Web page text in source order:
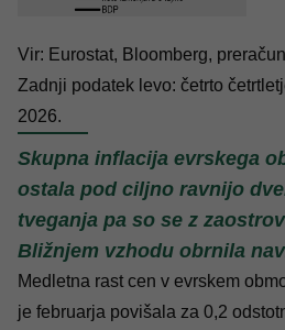
Vir: Eurostat, Bloomberg,
Zadnji podatek levo: četrto
2026.
Skupna inflacija evrskega
ostala pod ciljno ravnijo
tveganja pa so se z
Bližnjem vzhodu obrnila
Medletna rast cen v evrskem
je februarja povišala za 0,2